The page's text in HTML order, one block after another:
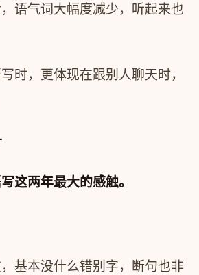
语气词大幅度减少，听起来也
时，更体现在跟别人聊天时，
这两年最大的感触。
基本没什么错别字，断句也非